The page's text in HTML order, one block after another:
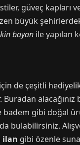
güveç kapları
büyük
bayan ile yapılan
de çeşitli
badem gibi doğal
ilan gibi özenle